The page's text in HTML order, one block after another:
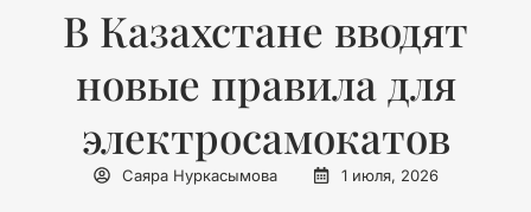
В Казахстане вводят
новые правила для
электросамокатов
Саяра Нуркасымова 1 июля, 2026